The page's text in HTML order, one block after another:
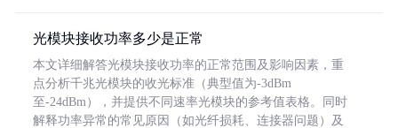
光模块接收功率多少是正常
本文详细解答光模块接收功率的正常范围及影响因素，重
点分析千兆光模块的收光标准（典型值为-3dBm
至-24dBm），并提供不同速率光模块的参考值表格。同时
解释功率异常的常见原因（如光纤损耗、连接器问题）及